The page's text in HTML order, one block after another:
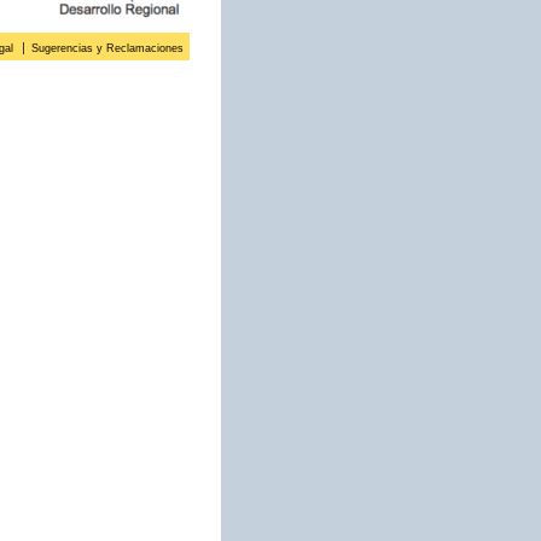
Sugerencias y Reclamaciones